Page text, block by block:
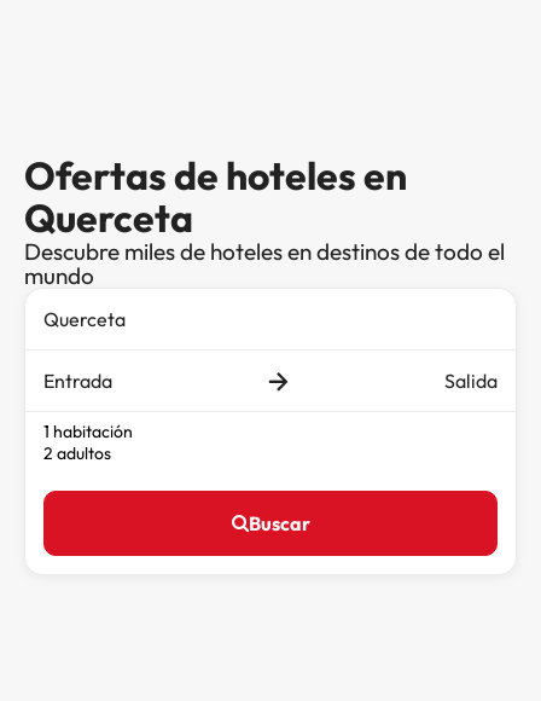
Ofertas de hoteles en
Querceta
Descubre miles de hoteles en destinos de todo el
mundo
Entrada Salida
1 habitación
2 adultos
Buscar